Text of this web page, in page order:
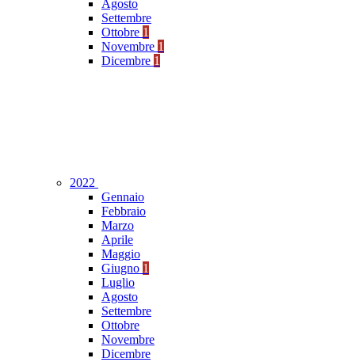
Agosto
Settembre
Ottobre 1
Novembre 1
Dicembre 1
2022
Gennaio
Febbraio
Marzo
Aprile
Maggio
Giugno 1
Luglio
Agosto
Settembre
Ottobre
Novembre
Dicembre